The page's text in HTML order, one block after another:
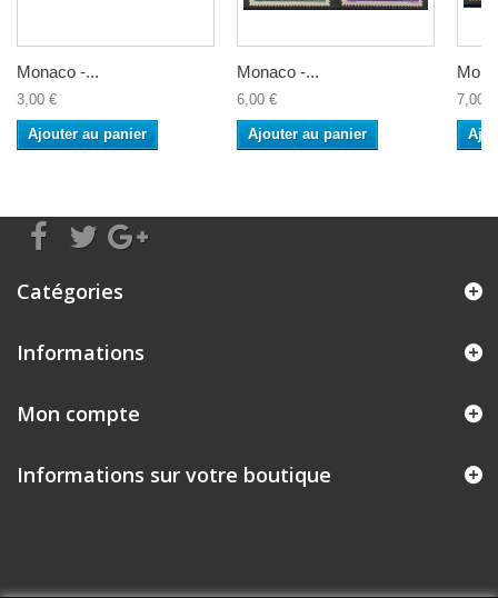
Monaco -...
3,00 €
Ajouter au panier
Monaco -...
6,00 €
Ajouter au panier
7,00 €
Catégories
Informations
Mon compte
Informations sur votre boutique